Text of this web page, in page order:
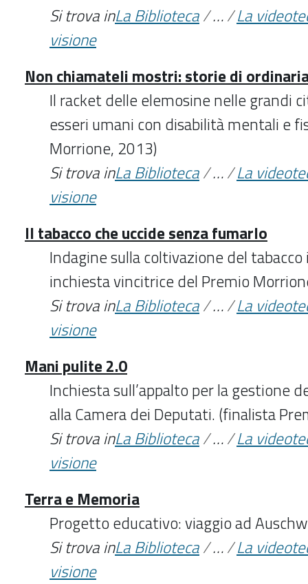
Si trova inLa Biblioteca/…/La
visione
Non chiamateli mostri: storie di
Il racket delle elemosine nelle grandi
esseri umani con disabilità mentali e
Morrione, 2013)
Si trova inLa Biblioteca/…/La
visione
Il tabacco che uccide senza fumarlo
Indagine sulla coltivazione del
inchiesta vincitrice del Premio
Si trova inLa Biblioteca/…/La
visione
Mani pulite 2.0
Inchiesta sull’appalto per la gestione
alla Camera dei Deputati. (finalista
Si trova inLa Biblioteca/…/La
visione
Terra e Memoria
Progetto educativo: viaggio ad
Si trova inLa Biblioteca/…/La
visione